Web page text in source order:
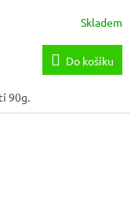
Skladem
Do košíku
90g.